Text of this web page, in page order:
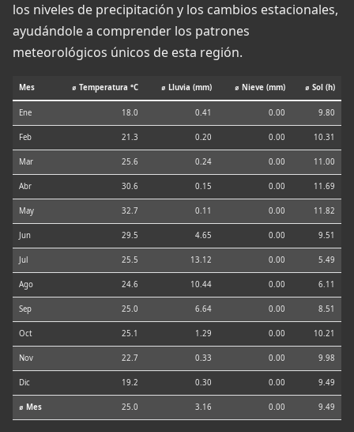
los niveles de precipitación y los cambios estacionales,
ayudándole a comprender los patrones
meteorológicos únicos de esta región.
Mes ⌀ Temperatura °C ⌀ Lluvia (mm) ⌀ Nieve (mm) ⌀ Sol (h)
Ene 18.0 0.41 0.00 9.80
Feb 21.3 0.20 0.00 10.31
Mar 25.6 0.24 0.00 11.00
Abr 30.6 0.15 0.00 11.69
May 32.7 0.11 0.00 11.82
Jun 29.5 4.65 0.00 9.51
Jul 25.5 13.12 0.00 5.49
Ago 24.6 10.44 0.00 6.11
Sep 25.0 6.64 0.00 8.51
Oct 25.1 1.29 0.00 10.21
Nov 22.7 0.33 0.00 9.98
Dic 19.2 0.30 0.00 9.49
⌀ Mes 25.0 3.16 0.00 9.49